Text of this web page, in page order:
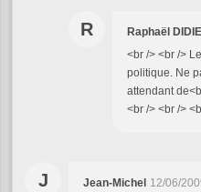
R Raphaël
<br /> <br />
politique. Ne
attendant
<br /> <br />
J Jean-Michel 12/06/